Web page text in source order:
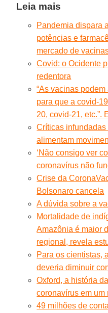
Leia mais
Pandemia dispara
potências e
mercado de
Covid: o Ocidente
redentora
“As vacinas
para que a covid-
20, covid-21, etc.”.
Críticas
alimentam
‘Não consigo ver
coronavírus não
Crise da
Bolsonaro cancela
A dúvida sobre a
Mortalidade de
Amazônia é maior
regional, revela
Para os cientistas,
deveria diminuir
Oxford, a história
coronavírus em um
49 milhões de